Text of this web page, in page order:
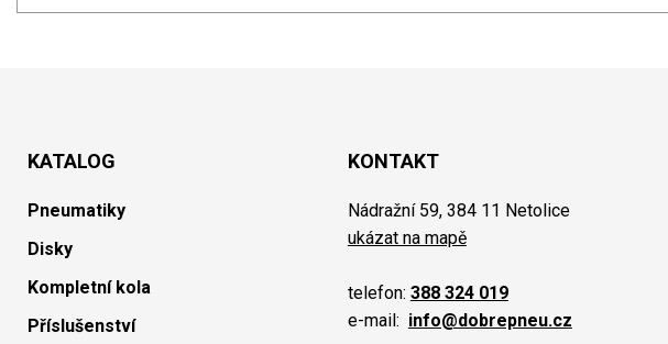
KATALOG
Pneumatiky
Disky
Kompletní kola
Příslušenství
KONTAKT
Nádražní 59, 384 11 Netolice
ukázat na mapě
telefon: 388 324 019
e-mail: info@dobrepneu.cz